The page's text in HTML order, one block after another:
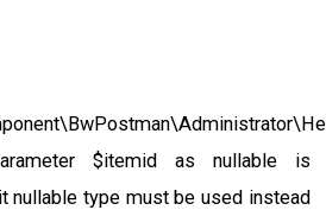
$itemid as nullable is
nullable type must be used instead